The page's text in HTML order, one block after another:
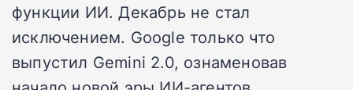
функции ИИ. Декабрь не стал
исключением. Google только что
выпустил Gemini 2.0, ознаменовав